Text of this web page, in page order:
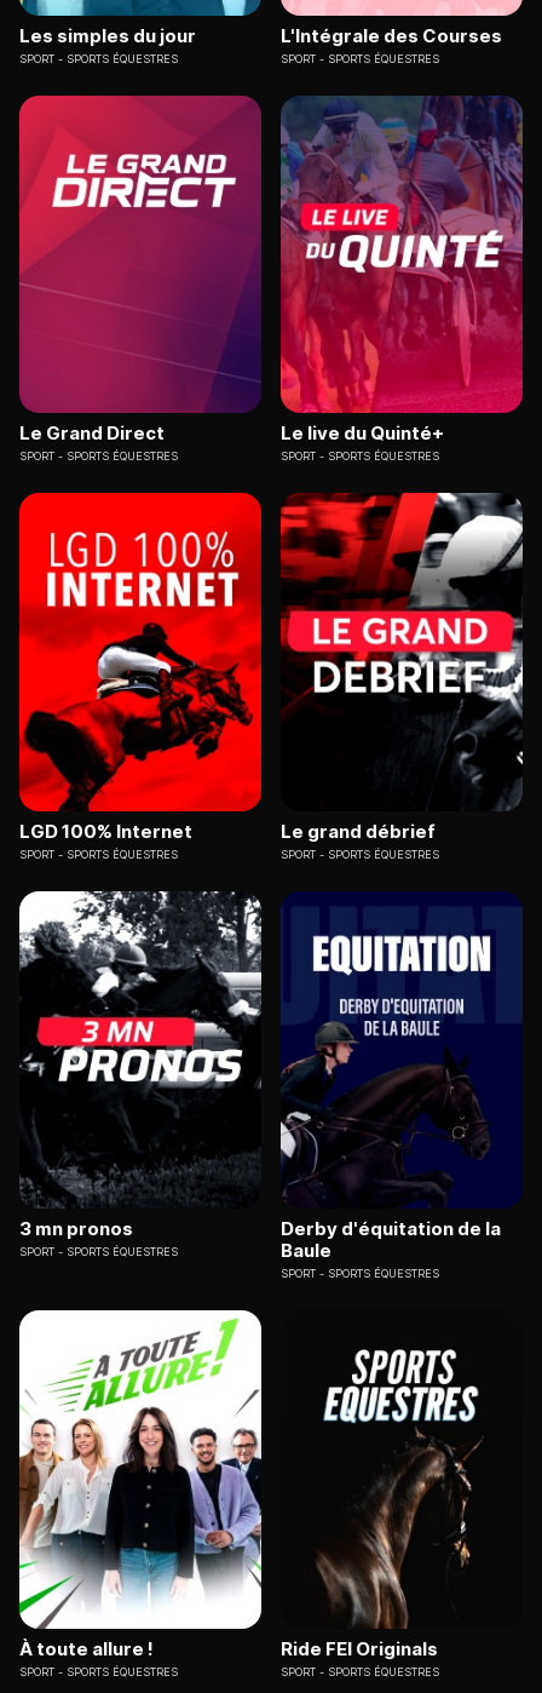
Les simples du jour
SPORT SPORTS ÉQUESTRES
L'Intégrale des Courses
SPORT SPORTS ÉQUESTRES
Le Grand Direct
SPORT SPORTS ÉQUESTRES
Le live du Quinté+
SPORT SPORTS ÉQUESTRES
LGD 100% Internet
SPORT SPORTS ÉQUESTRES
Le grand débrief
SPORT SPORTS ÉQUESTRES
3 mn pronos
SPORT SPORTS ÉQUESTRES
Derby d'équitation de la
Baule
SPORT SPORTS ÉQUESTRES
À toute allure !
SPORT SPORTS ÉQUESTRES
Ride FEI Originals
SPORT SPORTS ÉQUESTRES